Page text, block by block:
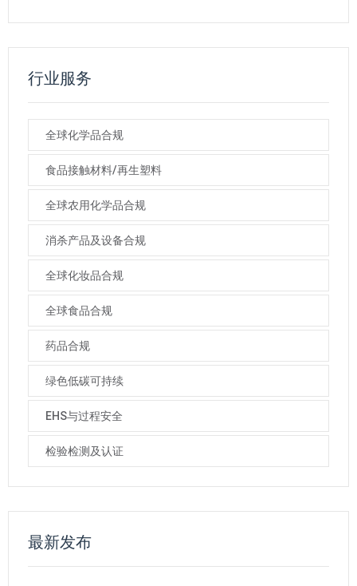
行业服务
全球化学品合规
食品接触材料/再生塑料
全球农用化学品合规
消杀产品及设备合规
全球化妆品合规
全球食品合规
药品合规
绿色低碳可持续
EHS与过程安全
检验检测及认证
最新发布